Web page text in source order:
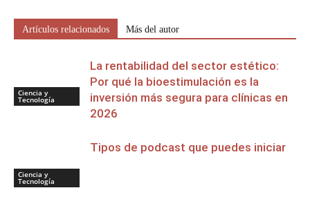
Artículos relacionados Más del autor
Ciencia y
Tecnología
La rentabilidad del sector estético:
Por qué la bioestimulación es la
inversión más segura para clínicas en
2026
Ciencia y
Tecnología
Tipos de podcast que puedes iniciar